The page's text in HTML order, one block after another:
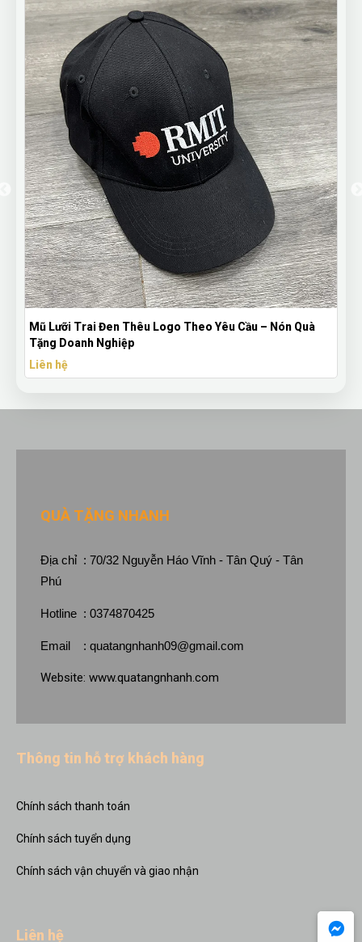
Mũ Lưỡi Trai Đen Thêu Logo Theo Yêu Cầu – Nón Quà
Tặng Doanh Nghiệp
Liên hệ
QUÀ TẶNG NHANH
Địa chỉ : 70/32 Nguyễn Háo Vĩnh - Tân Quý - Tân
Phú
Hotline : 0374870425
Email : quatangnhanh09@gmail.com
Website: www.quatangnhanh.com
Thông tin hỗ trợ khách hàng
Chính sách thanh toán
Chính sách tuyển dụng
Chính sách vận chuyển và giao nhận
Liên hệ